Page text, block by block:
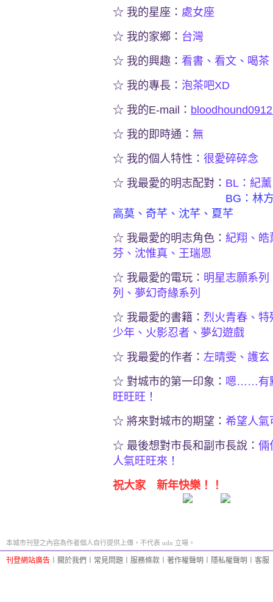
☆ 我的星座： 處女座
☆ 我的家鄉： 台灣
☆ 我的興趣： 看書、看文、喝茶
☆ 我的專長： 泡茶吧XD
☆ 我的E-mail：
☆ 我的即時通： 無
☆ 我的個人特性： 很愛碎碎念
☆ 我最愛的明志配對： BL：紀
BG：林
高莫、奇芊、沈芊、夏芊
☆ 我最愛的明志角色： 紀翔、皓
芬、沈惟真、王瑞恩
☆ 我最愛的電玩： 明星志願系
列、夢幻奇緣系列
☆ 我最愛的書籍： 烈火青春、特
少年、火影忍者、夢幻遊戲
☆ 我最愛的作者： 左晴雯、護玄
☆ 對城市的第一印象： 嗯……有
旺旺旺！
☆ 將來對城市的期望： 希望人氣
☆ 最後想對市長和副市長說： 倆
人氣旺旺來！
祝大家 新年快樂！！
本城市刊登之內容為作者個人自行提供上傳，不代表 udn 立場。
刊登網站廣告 關於我們 常見問題 服務條款 著作權聲明 隱私權聲明 客服